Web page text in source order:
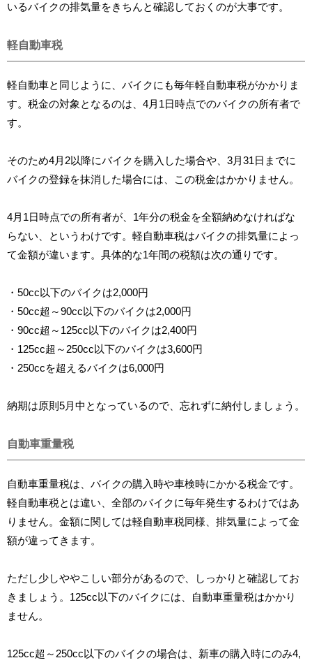
いるバイクの排気量をきちんと確認しておくのが大事です。
軽自動車税
軽自動車と同じように、バイクにも毎年軽自動車税がかかりま
す。税金の対象となるのは、4月1日時点でのバイクの所有者で
す。
そのため4月2以降にバイクを購入した場合や、3月31日までに
バイクの登録を抹消した場合には、この税金はかかりません。
4月1日時点での所有者が、1年分の税金を全額納めなければな
らない、というわけです。軽自動車税はバイクの排気量によっ
て金額が違います。具体的な1年間の税額は次の通りです。
・50cc以下のバイクは2,000円
・50cc超～90cc以下のバイクは2,000円
・90cc超～125cc以下のバイクは2,400円
・125cc超～250cc以下のバイクは3,600円
・250ccを超えるバイクは6,000円
納期は原則5月中となっているので、忘れずに納付しましょう。
自動車重量税
自動車重量税は、バイクの購入時や車検時にかかる税金です。
軽自動車税とは違い、全部のバイクに毎年発生するわけではあ
りません。金額に関しては軽自動車税同様、排気量によって金
額が違ってきます。
ただし少しややこしい部分があるので、しっかりと確認してお
きましょう。125cc以下のバイクには、自動車重量税はかかり
ません。
125cc超～250cc以下のバイクの場合は、新車の購入時にのみ4,